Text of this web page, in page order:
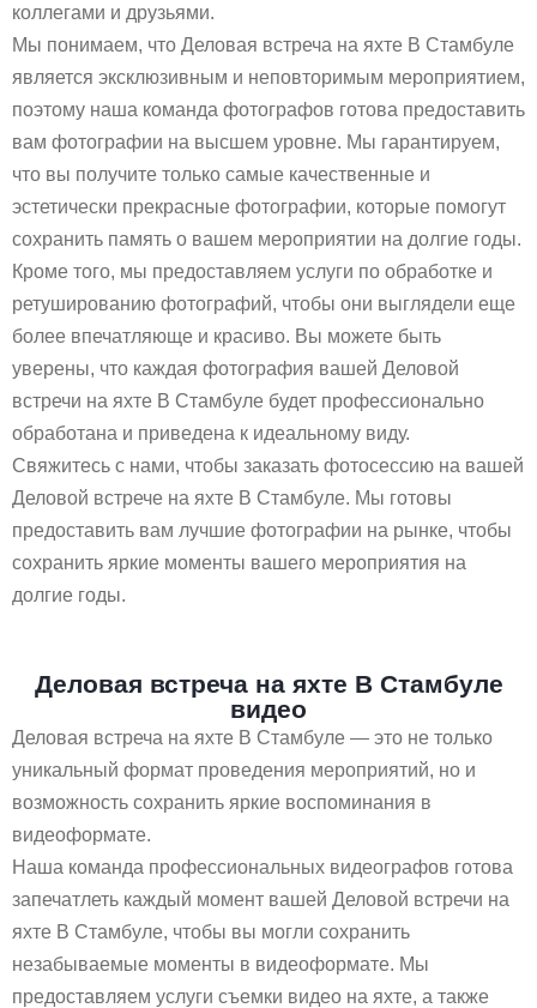
коллегами и друзьями.
Мы понимаем, что Деловая встреча на яхте В Стамбуле
является эксклюзивным и неповторимым мероприятием,
поэтому наша команда фотографов готова предоставить
вам фотографии на высшем уровне. Мы гарантируем,
что вы получите только самые качественные и
эстетически прекрасные фотографии, которые помогут
сохранить память о вашем мероприятии на долгие годы.
Кроме того, мы предоставляем услуги по обработке и
ретушированию фотографий, чтобы они выглядели еще
более впечатляюще и красиво. Вы можете быть
уверены, что каждая фотография вашей Деловой
встречи на яхте В Стамбуле будет профессионально
обработана и приведена к идеальному виду.
Свяжитесь с нами, чтобы заказать фотосессию на вашей
Деловой встрече на яхте В Стамбуле. Мы готовы
предоставить вам лучшие фотографии на рынке, чтобы
сохранить яркие моменты вашего мероприятия на
долгие годы.
Деловая встреча на яхте В Стамбуле
видео
Деловая встреча на яхте В Стамбуле — это не только
уникальный формат проведения мероприятий, но и
возможность сохранить яркие воспоминания в
видеоформате.
Наша команда профессиональных видеографов готова
запечатлеть каждый момент вашей Деловой встречи на
яхте В Стамбуле, чтобы вы могли сохранить
незабываемые моменты в видеоформате. Мы
предоставляем услуги съемки видео на яхте, а также